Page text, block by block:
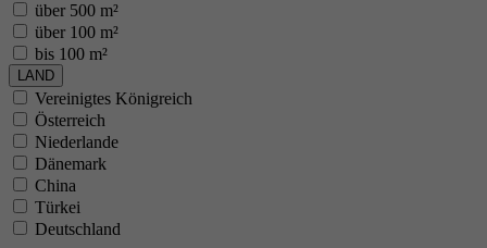
über 500 m²
über 100 m²
bis 100 m²
LAND
Vereinigtes Königreich
Österreich
Niederlande
Dänemark
China
Türkei
Deutschland